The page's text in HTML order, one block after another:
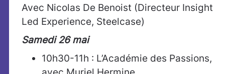
Avec Nicolas De Benoist (Directeur Insight
Led Experience, Steelcase)​
Samedi 26 mai
10h30-11h : L’Académie des Passions,